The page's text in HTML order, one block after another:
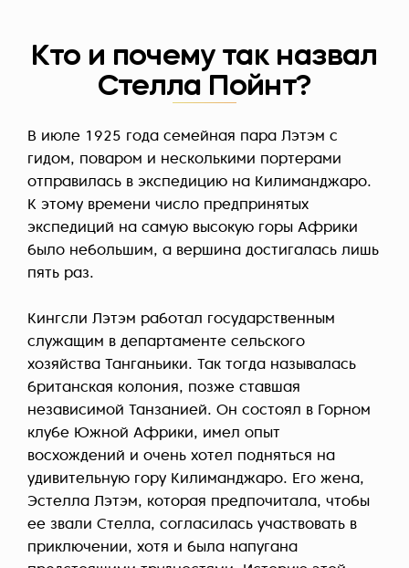
Кто и почему так назвал
Стелла Пойнт?
В июле 1925 года семейная пара Лэтэм с
гидом, поваром и несколькими портерами
отправилась в экспедицию на Килиманджаро.
К этому времени число предпринятых
экспедиций на самую высокую горы Африки
было небольшим, а вершина достигалась лишь
пять раз.
Кингсли Лэтэм работал государственным
служащим в департаменте сельского
хозяйства Танганьики. Так тогда называлась
британская колония, позже ставшая
независимой Танзанией. Он состоял в Горном
клубе Южной Африки, имел опыт
восхождений и очень хотел подняться на
удивительную гору Килиманджаро. Его жена,
Эстелла Лэтэм, которая предпочитала, чтобы
ее звали Стелла, согласилась участвовать в
приключении, хотя и была напугана